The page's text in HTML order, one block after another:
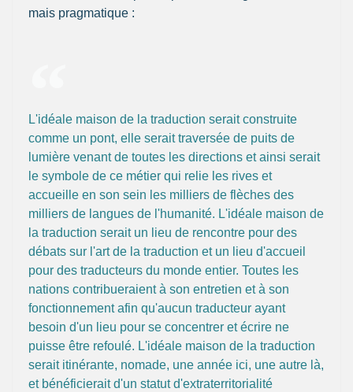
mais pragmatique :
L'idéale maison de la traduction serait construite
comme un pont, elle serait traversée de puits de
lumière venant de toutes les directions et ainsi serait
le symbole de ce métier qui relie les rives et
accueille en son sein les milliers de flèches des
milliers de langues de l'humanité. L'idéale maison de
la traduction serait un lieu de rencontre pour des
débats sur l'art de la traduction et un lieu d'accueil
pour des traducteurs du monde entier. Toutes les
nations contribueraient à son entretien et à son
fonctionnement afin qu'aucun traducteur ayant
besoin d'un lieu pour se concentrer et écrire ne
puisse être refoulé. L'idéale maison de la traduction
serait itinérante, nomade, une année ici, une autre là,
et bénéficierait d'un statut d'extraterritorialité